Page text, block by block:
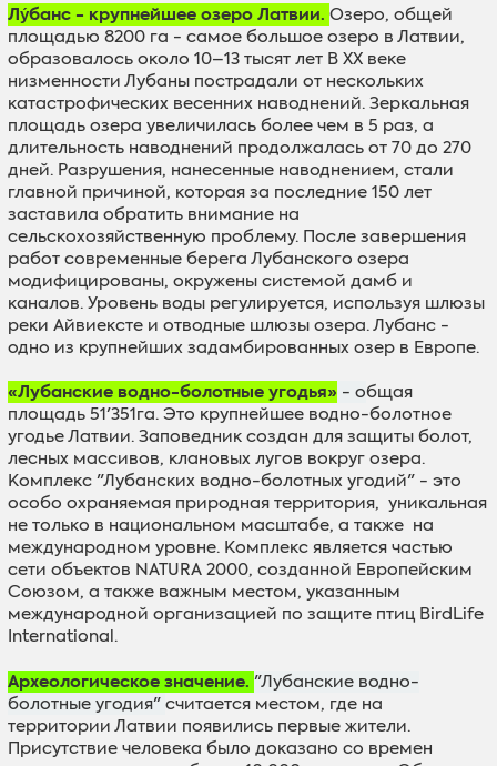
Лу́банс - крупнейшее озеро Латвии. Озеро, общей
площадью 8200 га - самое большое озеро в Латвии,
образовалось около 10–13 тысят лет В XX веке
низменности Лубаны пострадали от нескольких
катастрофических весенних наводнений. Зеркальная
площадь озера увеличилась более чем в 5 раз, а
длительность наводнений продолжалась от 70 до 270
дней. Разрушения, нанесенные наводнением, стали
главной причиной, которая за последние 150 лет
заставила обратить внимание на
сельскохозяйственную проблему. После завершения
работ современные берега Лубанского озера
модифицированы, окружены системой дамб и
каналов. Уровень воды регулируется, используя шлюзы
реки Айвиексте и отводные шлюзы озера.Лубанс -
одно из крупнейших задамбированных озер в Европе.
«Лубанские водно-болотныe угодья» - oбщая
площадь 51'351га. Это крупнейшее водно-болотное
угодье Латвии. Заповедник создан для защиты болот,
лесных массивов, клановых лугов вокруг озера.
Комплекс "Лубанских водно-болотных угодий" - это
особо охраняемая природная территория, уникальная
не только в национальном масштабе, a также на
международном уровне. Комплекс является частью
сети объектов NATURA 2000, созданной Европейским
Союзом, а также важным местом, указанным
международной организацией по защите птиц BirdLife
International.
Aрхеологическое значение. "Лубанскиe водно-
болотныe угодия" считается местом, где на
территории Латвии появились первые жители.
Присутствие человека было доказано со времен